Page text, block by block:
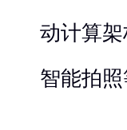
动计算
智能拍